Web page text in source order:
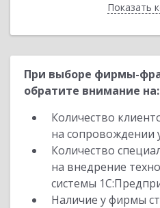
Показать
При выборе фирмы-
обратите внимание на:
Количество
на сопровождении
Количество
на внедрение
системы
Наличие у фирмы